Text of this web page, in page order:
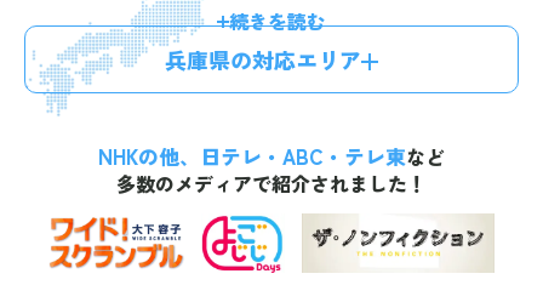
お得になる不用品買取などのオプションプランもご提供。経験豊
富なスタッフが迅速丁寧に対応しますので、階段作業や高所から
の搬出も安心してお任せいただけます。お電話一本で最短60分、
無料のお見積りにお伺い。明確な料金体系で、お見積り後の追加
料金はございませんので、お気軽にお問い合わせください。
続きを読む
兵庫県の対応エリア
NHKの他、日テレ・ABC・テレ東など
多数のメディアで紹介されました！